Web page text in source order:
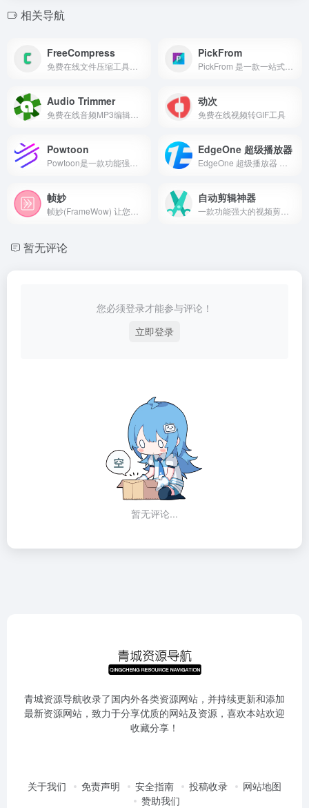
相关导航
FreeCompress PickFrom
Audio Trimmer 动次
免费在线视频转GIF工具
Powtoon EdgeOne 超级播放器
帧妙 自动剪辑神器
暂无评论
您必须登录才能参与评论！
立即登录
暂无评论...
青城资源导航收录了国内外各类资源网站，并持续更新和添加
最新资源网站，致力于分享优质的网站及资源，喜欢本站欢迎
收藏分享！
关于我们 免责声明 安全指南 投稿收录
网站地图
赞助我们